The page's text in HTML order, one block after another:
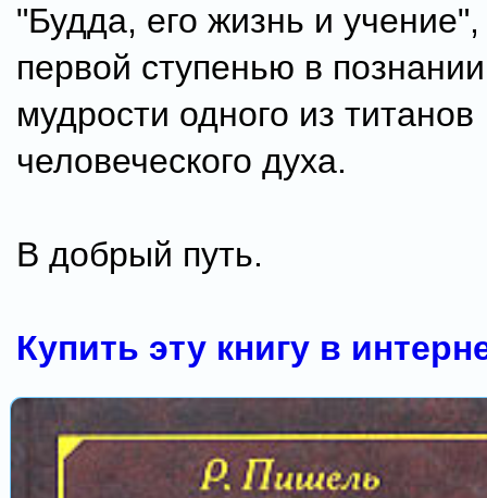
"Будда, его жизнь и учение",
первой ступенью в
мудрости одного из титанов
человеческого духа.
В добрый путь.
Купить эту книгу в